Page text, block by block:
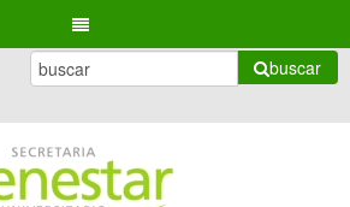
buscar